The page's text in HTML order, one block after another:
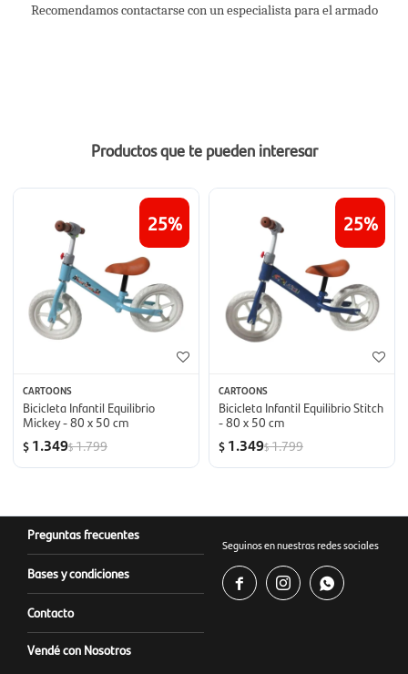
Recomendamos contactarse con un especialista para el armado
Productos que te pueden interesar
25
CARTOONS
Bicicleta Infantil Equilibrio
Mickey - 80 x 50 cm
$ 1.349$1.799
25
CARTOONS
Bicicleta Infantil Equilibrio Stitch
- 80 x 50 cm
$ 1.349$1.799
Preguntas frecuentes
Bases y condiciones
Contacto
Vendé con Nosotros
Seguinos en nuestras redes sociales
  